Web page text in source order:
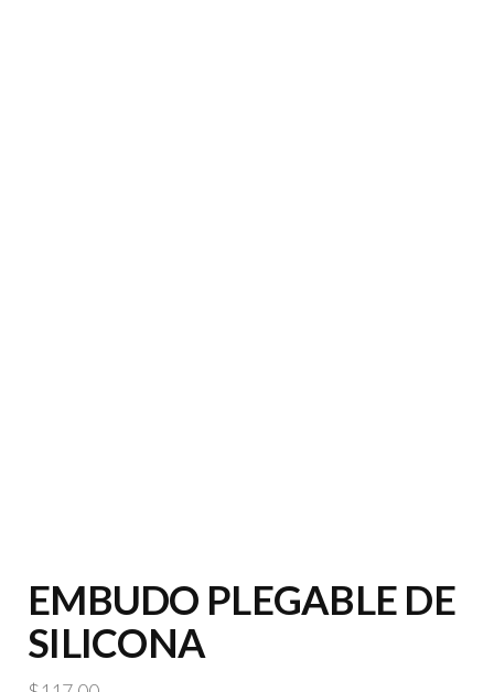
EMBUDO PLEGABLE DE
SILICONA